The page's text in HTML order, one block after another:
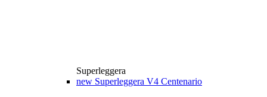
Superleggera
new Superleggera V4 Centenario